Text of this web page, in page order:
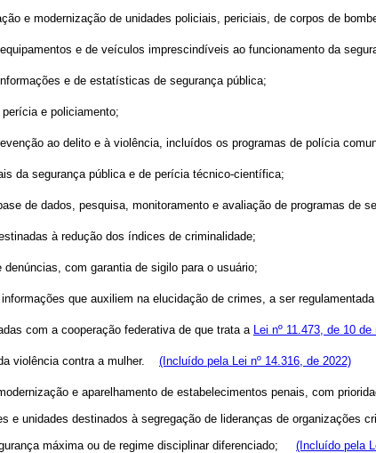
e modernização de unidades policiais, periciais, de corpos de
e de veículos imprescindíveis ao funcionamento da
e de estatísticas de segurança pública;
e policiamento;
ao delito e à violência, incluídos os programas de polícia
da segurança pública e de perícia técnico-científica;
de dados, pesquisa, monitoramento e avaliação de programas de
à redução dos índices de criminalidade;
denúncias, com garantia de sigilo para o usuário;
que auxiliem na elucidação de crimes, a ser
com a cooperação federativa de que trata a Lei nº 11.473, de 10
violência contra a mulher. (Incluído pela Lei nº 14.316, de 2022)
e aparelhamento de estabelecimentos penais, com
e unidades destinados à segregação de lideranças de organizações
máxima ou de regime disciplinar diferenciado; (Incluído pela